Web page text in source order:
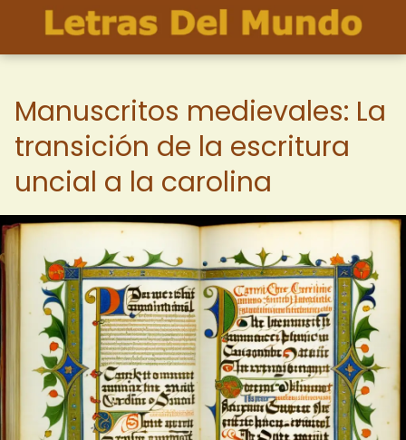
Manuscritos medievales: La
transición de la escritura
uncial a la carolina